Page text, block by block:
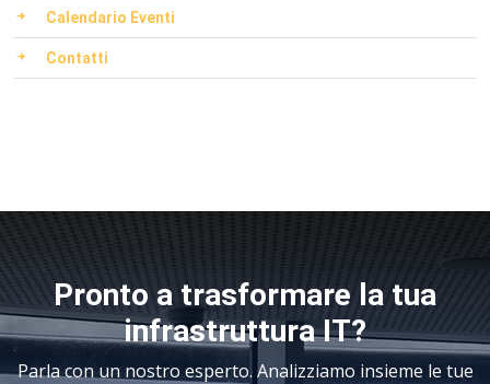
Calendario Eventi
Contatti
Pronto a trasformare la tua
infrastruttura IT?
Parla con un nostro esperto. Analizziamo insieme le tue